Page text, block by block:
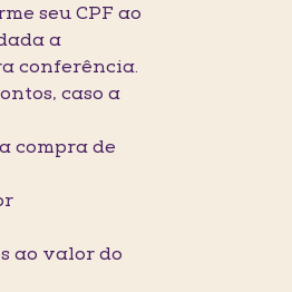
seu CPF ao
a
conferência.
caso a
compra de
ao valor do